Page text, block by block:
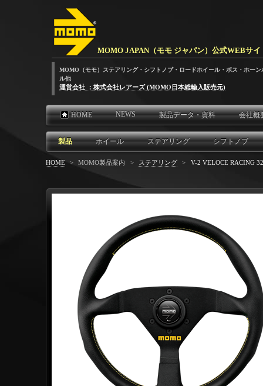
MOMO JAPAN（モモ ジャパン）公式WEBサイ
MOMO（モモ）ステアリング・シフトノブ・ロードホイール・ボス・ホー
ル他
運営会社 ：株式会社レアーズ (MOMO日本総輸入販売元)
HOME NEWS 製品データ・資料 会社概
製品 ホイール ステアリング シフトノブ
HOME > MOMO製品案内 > ステアリング > V-2 VELOCE RACING